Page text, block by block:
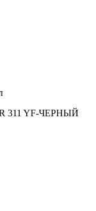
311 YF-ЧЕРНЫЙ